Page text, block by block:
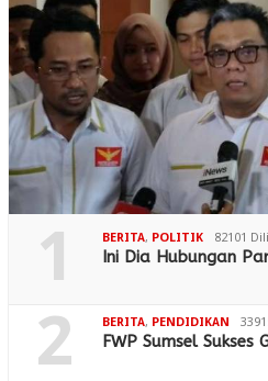
1 BERITA, POLITIK 82101
Ini Dia Hubungan
2 BERITA, PENDIDIKAN
FWP Sumsel